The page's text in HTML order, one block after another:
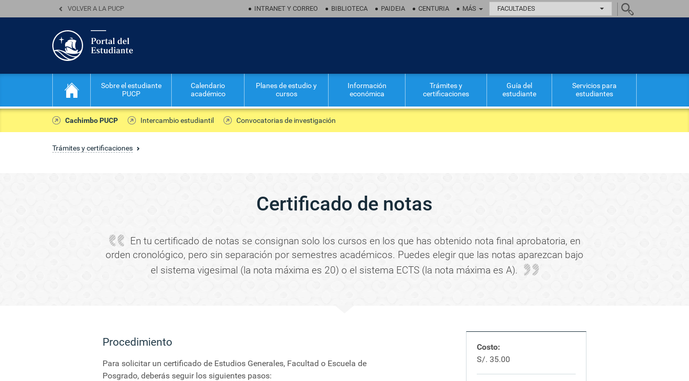
VOLVER A LA PUCP INTRANET Y CORREO BIBLIOTECA PAIDEIA CENTURIA MÁS FACULTADES
Sobre el estudiante
PUCP
Calendario
académico
Planes de estudio y
cursos
Información
económica
Trámites y
certificaciones
Guía del
estudiante
Servicios para
estudiantes
Cachimbo PUCP Intercambio estudiantil Convocatorias de investigación
Trámites y certificaciones
Certificado de notas
En tu certificado de notas se consignan solo los cursos en los que has obtenido nota final aprobatoria, en
orden cronológico, pero sin separación por semestres académicos. Puedes elegir que las notas aparezcan bajo
el sistema vigesimal (la nota máxima es 20) o el sistema ECTS (la nota máxima es A).
Procedimiento
Para solicitar un certificado de Estudios Generales, Facultad o Escuela de
Posgrado, deberás seguir los siguientes pasos:
Costo:
S/. 35.00